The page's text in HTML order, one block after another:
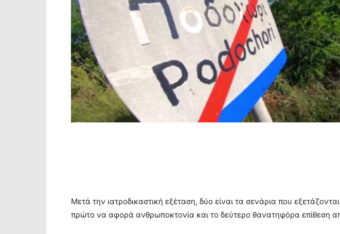
Μετά την ιατροδικαστική εξέταση, δύο είναι τα σενάρια που
πρώτο να αφορά ανθρωποκτονία και το δεύτερο θανατηφόρα επίθεση